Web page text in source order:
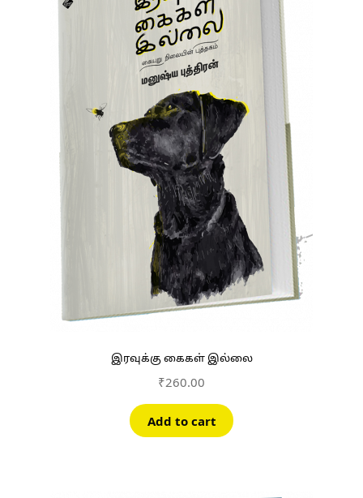
இரவுக்கு கைகள் இல்லை
₹260.00
Add to cart